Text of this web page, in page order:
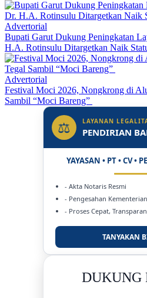
Advertorial
Bupati Garut Dukung Peningkatan
H.A. Rotinsulu Ditargetkan Naik
Advertorial
Festival Moci 2026, Nongkrong di
Sambil “Moci Bareng”
⚖ LAYANAN
PENDIRIAN
YAYASAN • PT • CV •
- Akta Notaris Resmi
- Pengesahan Kementerian
- Proses Cepat,
TANYAKAN
IKLAN